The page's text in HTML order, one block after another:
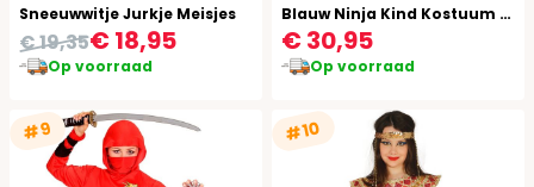
Sneeuwwitje Jurkje Meisjes
€ 18,95
€ 19,35
Op voorraad
Blauw Ninja Kind Kostuum met Wapen Set
€ 30,95
Op voorraad
#9 #10